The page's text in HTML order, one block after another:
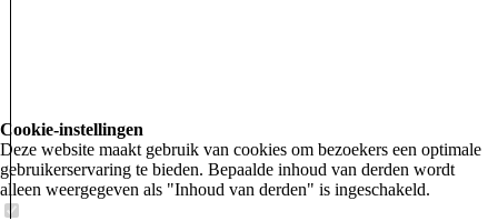
Cookie-instellingen
Deze website maakt gebruik van cookies om bezoekers een optimale
gebruikerservaring te bieden. Bepaalde inhoud van derden wordt
alleen weergegeven als "Inhoud van derden" is ingeschakeld.